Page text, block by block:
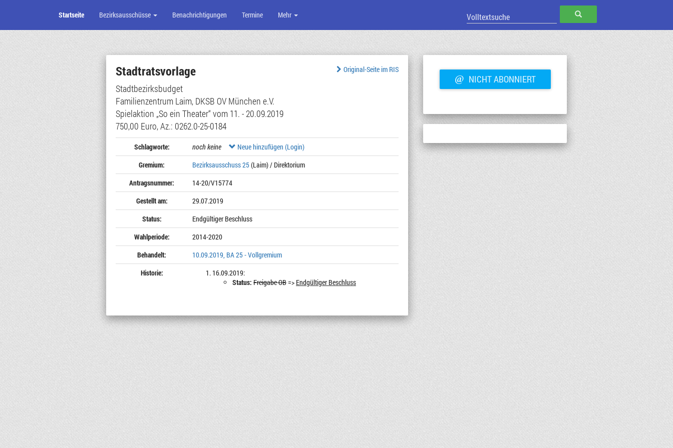
Zum
Seiteninhalt
SUCHEN
Startseite Bezirksausschüsse Benachrichtigungen Termine Mehr
Original-Seite im RIS
Stadtratsvorlage
Stadtbezirksbudget
Familienzentrum Laim, DKSB OV München e.V.
Spielaktion „So ein Theater“ vom 11. - 20.09.2019
750,00 Euro, Az.: 0262.0-25-0184
Schlagworte: noch keine
Neue hinzufügen (Login)
Gremium:
Bezirksausschuss 25(Laim) / Direktorium
Antragsnummer:
14-20/V15774
Gestellt am:
29.07.2019
Status:
Endgültiger Beschluss
Wahlperiode:
2014-2020
Behandelt:
10.09.2019, BA 25 - Vollgremium
Historie:
16.09.2019:
Status: Freigabe OB=> Endgültiger Beschluss
@ NICHT ABONNIERT